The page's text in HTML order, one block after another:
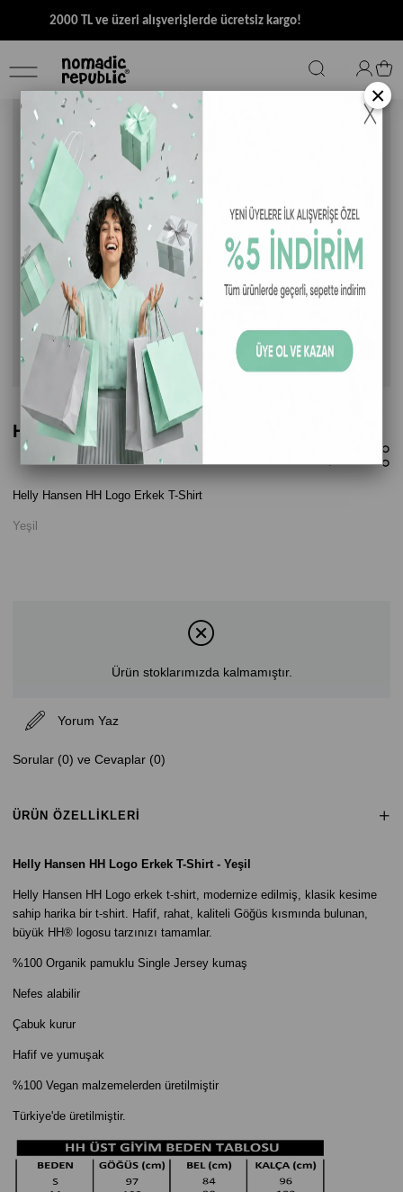
2000 TL ve üzeri alışverişlerde ücretsiz kargo!
Helly Hansen HH Logo Erkek T-Shirt - Yeşil
Helly Hansen HH Logo Erkek T-Shirt
Yeşil
Ürün stoklarımızda kalmamıştır.
Yorum Yaz
Sorular (0) ve Cevaplar (0)
ÜRÜN ÖZELLIKLERI
Helly Hansen HH Logo Erkek T-Shirt - Yeşil
Helly Hansen HH Logo erkek t-shirt, modernize edilmiş, klasik kesime
sahip harika bir t-shirt. Hafif, rahat, kaliteli Göğüs kısmında bulunan,
büyük HH® logosu tarzınızı tamamlar.
%100 Organik pamuklu Single Jersey kumaş
Nefes alabilir
Çabuk kurur
Hafif ve yumuşak
%100 Vegan malzemelerden üretilmiştir
Türkiye'de üretilmiştir.
×